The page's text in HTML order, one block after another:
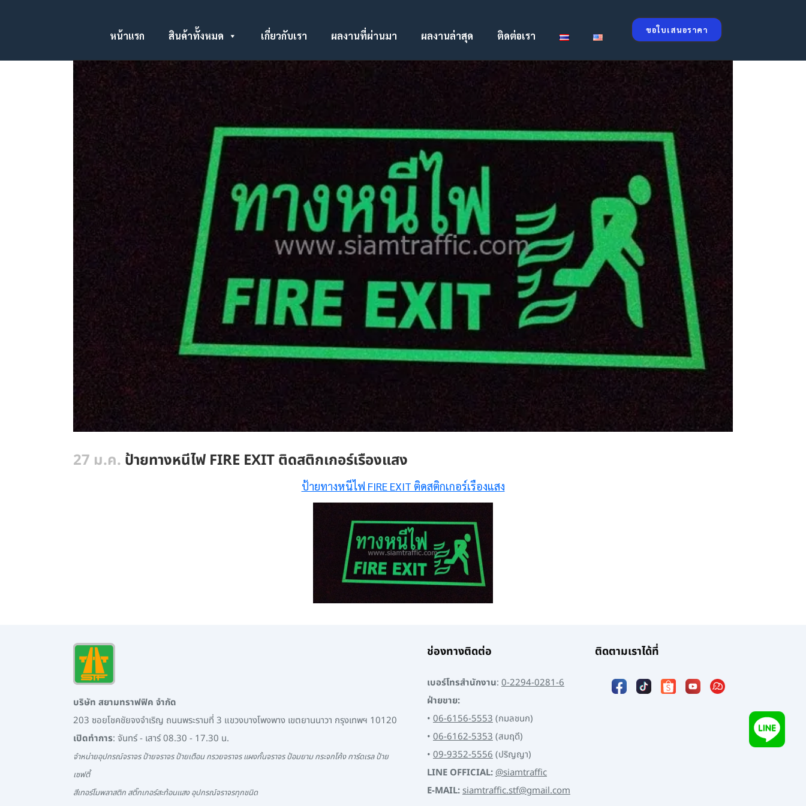
ขอใบเสนอราคา
หน้าแรก สินค้าทั้งหมด เกี่ยวกับเรา ผลงานที่ผ่านมา ผลงานล่าสุด ติดต่อเรา
27 ม.ค. ป้ายทางหนีไฟ FIRE EXIT ติดสติกเกอร์เรืองแสง
ป้ายทางหนีไฟ FIRE EXIT ติดสติกเกอร์เรืองแสง
บริษัท สยามทราฟฟิค จำกัด
203 ซอยโชคชัยจงจำเริญ ถนนพระรามที่ 3 แขวงบางโพงพาง เขตยานนาวา กรุงเทพฯ 10120
เปิดทำการ: จันทร์ - เสาร์ 08.30 - 17.30 น.
จำหน่ายอุปกรณ์จราจร ป้ายจราจร ป้ายเตือน กรวยจราจร แผงกั้นจราจร ป้อมยาม กระจกโค้ง การ์ดเรล ป้าย
เซฟตี้
สีเทอร์โมพลาสติก สติ๊กเกอร์สะท้อนแสง อุปกรณ์จราจรทุกชนิด
ช่องทางติดต่อ
เบอร์โทรสำนักงาน: 0-2294-0281-6
ฝ่ายขาย:
• 06-6156-5553(กมลชนก)
• 06-6162-5353(สมฤดี)
• 09-9352-5556(ปริญญา)
LINE OFFICIAL:@siamtraffic
E-MAIL:siamtraffic.stf@gmail.com
ติดตามเราได้ที่